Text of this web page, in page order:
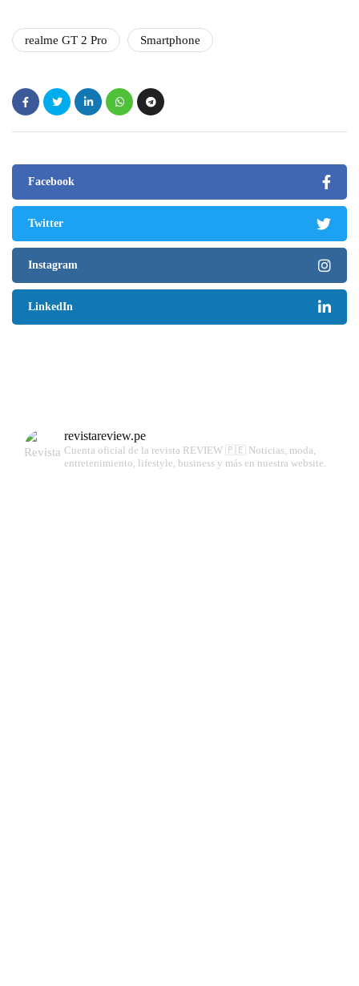
realme GT 2 Pro Smartphone
Facebook
Twitter
Instagram
LinkedIn
revistareview.pe
Cuenta oficial de la revista REVIEW 🇵🇪 Noticias, moda,
entretenimiento, lifestyle, business y más en nuestra website.